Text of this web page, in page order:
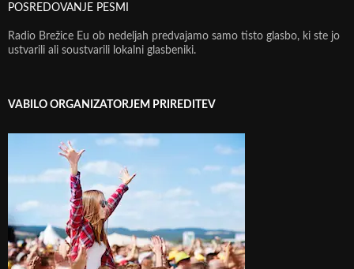
POSREDOVANJE PESMI
Radio Brežice Eu ob nedeljah predvajamo samo tisto glasbo, ki ste jo
ustvarili ali soustvarili lokalni glasbeniki.
VABILO ORGANIZATORJEM PRIREDITEV